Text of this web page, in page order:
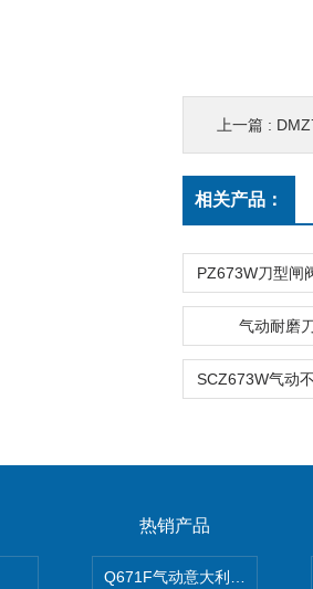
上一篇 :
相关产品：
气动耐磨
热销产品
Q671F气动意大利式薄型球阀